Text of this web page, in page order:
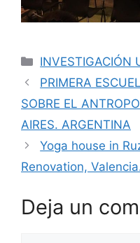
INVESTIGACIÓN
PRIMERA
SOBRE EL
AIRES. ARGENTINA
Yoga house in
Renovation,
Deja un